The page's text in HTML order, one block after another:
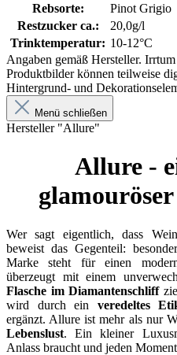
Rebsorte:
Pinot Grigio
Restzucker ca.:
20,0g/l
Trinktemperatur: 10-12°C
Angaben gemäß Hersteller.
Produktbilder können teilweise
Hintergrund- und
Menü schließen
Hersteller "Allure"
Allure -
Wer sagt eigentlich, dass
beweist das Gegenteil:
Marke steht für einen
überzeugt mit einem
Flasche im Diamantenschliff
wird durch ein veredeltes
ergänzt. Allure ist mehr als nur
Lebenslust. Ein kleiner
Anlass braucht und jeden